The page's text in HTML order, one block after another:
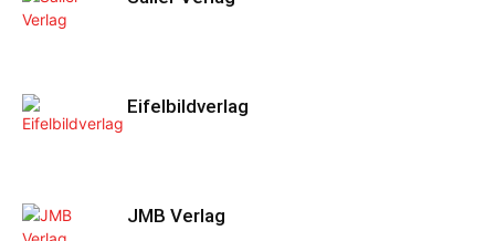
Eifelbildverlag
JMB Verlag